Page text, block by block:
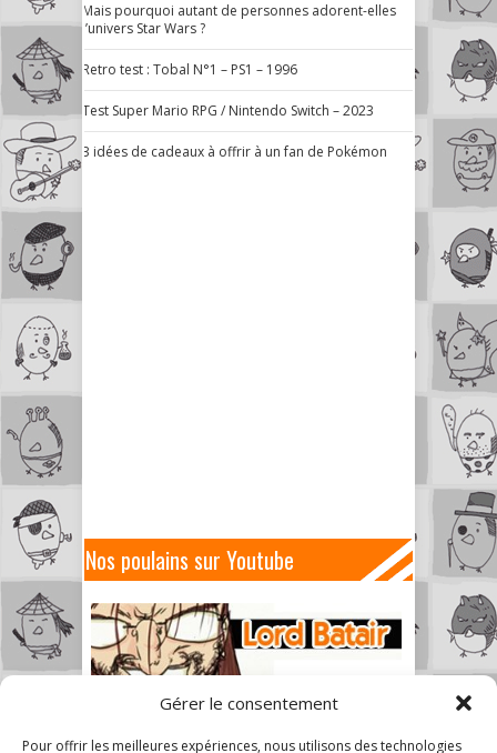
Gérer le consentement
Pour offrir les meilleures expériences, nous utilisons des technologies
Mais pourquoi autant de personnes adorent-elles
l’univers Star Wars ?
Retro test : Tobal N°1 – PS1 – 1996
Test Super Mario RPG / Nintendo Switch – 2023
3 idées de cadeaux à offrir à un fan de Pokémon
Nos poulains sur Youtube